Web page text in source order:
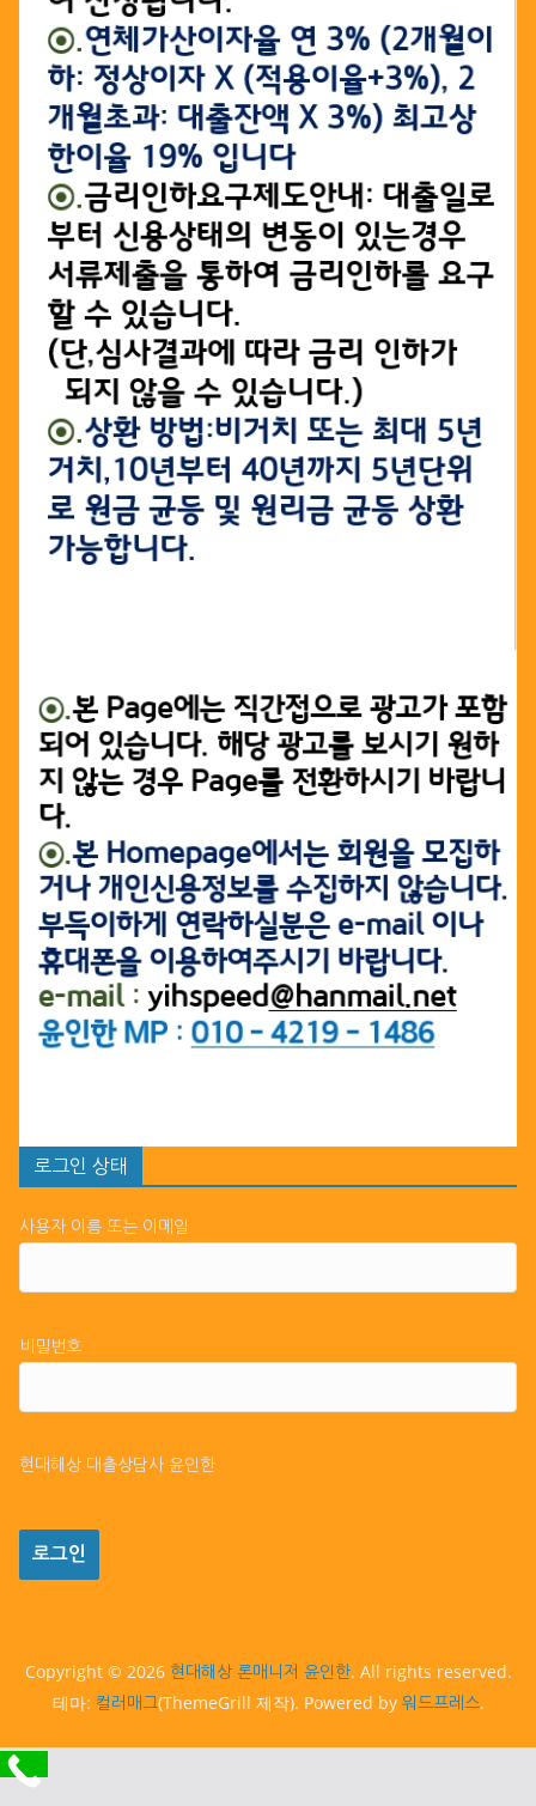
로그인 상태
사용자 이름 또는 이메일
비밀번호
현대해상 대출상담사 윤인한
Copyright © 2026 현대해상 론매니저 윤인한. All rights reserved.
테마: 컬러매그(ThemeGrill 제작). Powered by 워드프레스.